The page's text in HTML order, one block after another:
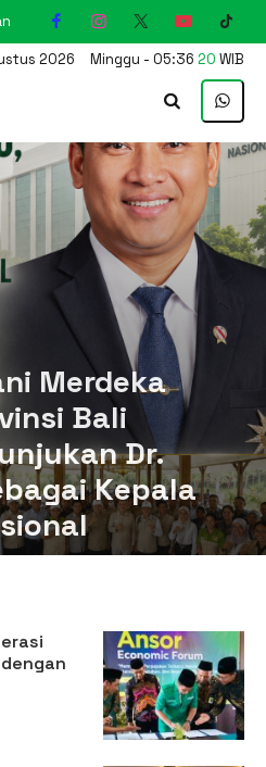
2026 Minggu -05:3621 WIB
Merdeka
Bali
Dr.
Kepala